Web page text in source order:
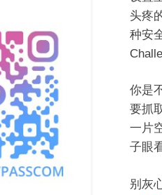
头疼
种安
你是
要抓
一片
子眼
别灰